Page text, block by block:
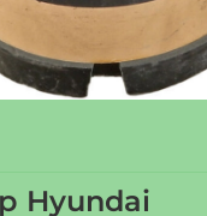
Hyundai